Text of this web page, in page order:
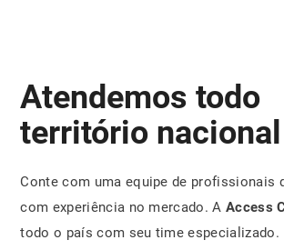
Atendemos todo
território nacional
Conte com uma equipe de profissionais
com experiência no mercado. AAccess
todo o país com seu time especializado.